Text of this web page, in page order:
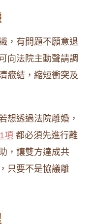
，有問題不願意退
向法院主動聲請調
癥結，縮短衝突及
想透過法院離婚，
項 都必須先進行離
，讓雙方達成共
只要不是協議離